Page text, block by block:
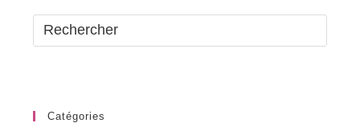
Catégories